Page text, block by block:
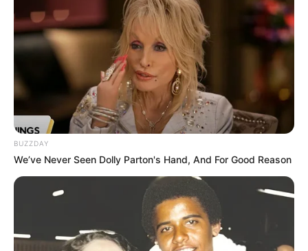
BUZZDAY
We’ve Never Seen Dolly Parton's Hand, And For Good Reason